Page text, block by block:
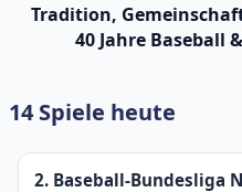
Tradition,
40 Jahre Baseball
14 Spiele heute
2. Baseball-Bundesliga